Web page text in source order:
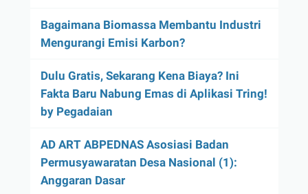
Bagaimana Biomassa Membantu Industri
Mengurangi Emisi Karbon?
Dulu Gratis, Sekarang Kena Biaya? Ini
Fakta Baru Nabung Emas di Aplikasi Tring!
by Pegadaian
AD ART ABPEDNAS Asosiasi Badan
Permusyawaratan Desa Nasional (1):
Anggaran Dasar